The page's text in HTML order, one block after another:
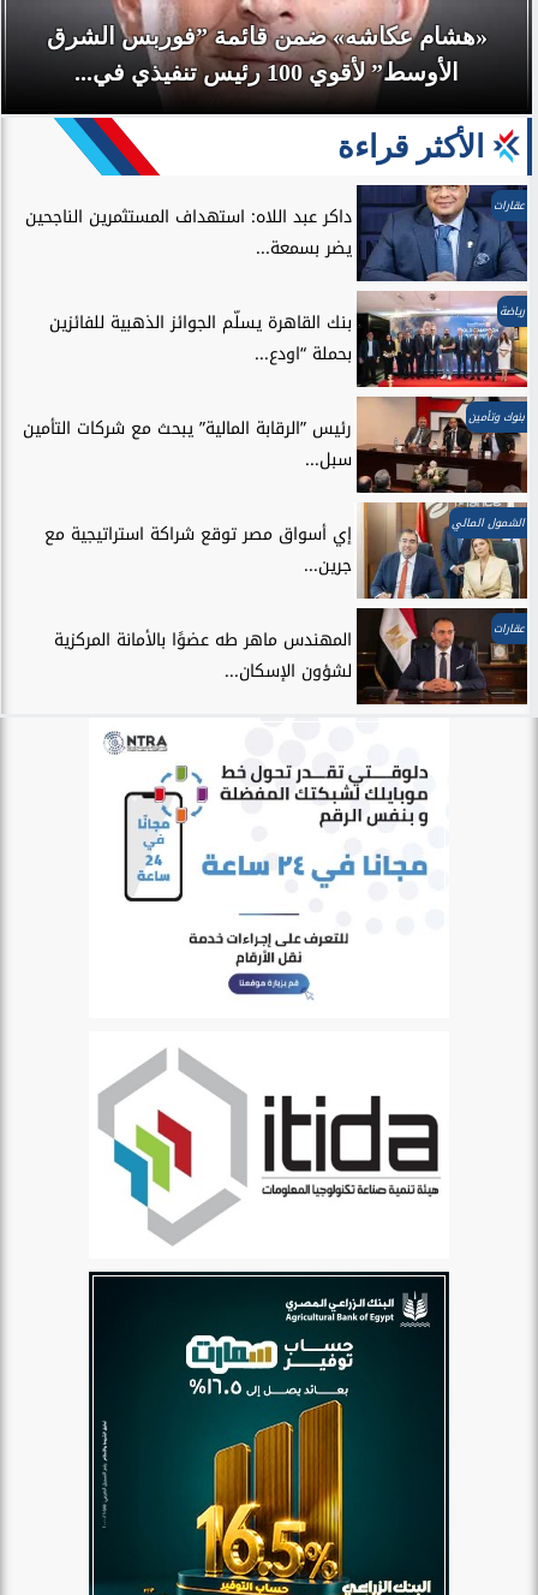
«هشام عكاشه» ضمن قائمة ”فوربس الشرق
الأوسط” لأقوي 100 رئيس تنفيذي في...
الأكثر قراءة
عقارات
داكر عبد اللاه: استهداف المستثمرين الناجحين
يضر بسمعة...
رياضة
بنك القاهرة يسلّم الجوائز الذهبية للفائزين
بحملة “اودع...
بنوك وتأمين
رئيس ”الرقابة المالية” يبحث مع شركات التأمين
سبل...
الشمول المالي
إي أسواق مصر توقع شراكة استراتيجية مع
جرين...
عقارات
المهندس ماهر طه عضوًا بالأمانة المركزية
لشؤون الإسكان...